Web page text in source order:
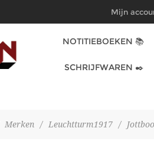
Mijn
NOTITIEBOEKEN 📚
SCHRIJFWAREN ✒️
Merken / Leuchtturm1917 /